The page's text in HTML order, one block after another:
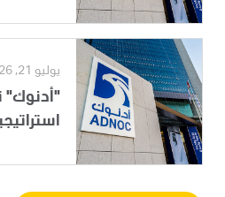
يوليو 21, 2026
"أدنوك"